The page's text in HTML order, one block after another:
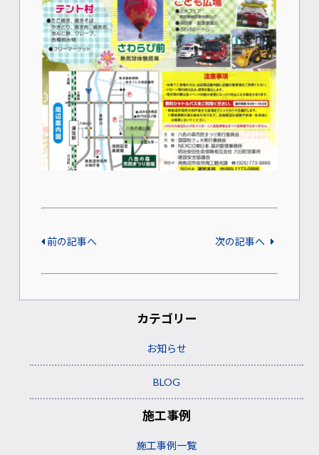
前の記事へ 次の記事へ
カテゴリー
お知らせ
BLOG
施工事例
施工事例一覧